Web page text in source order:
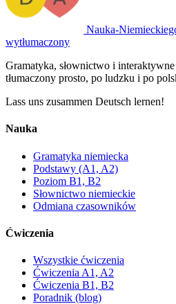
Nauka-
wytłumaczony
Gramatyka, słownictwo i
tłumaczony prosto, po ludzku i po
Lass uns zusammen Deutsch lernen!
Nauka
Gramatyka niemiecka
Podstawy (A1, A2)
Poziom B1, B2
Słownictwo niemieckie
Odmiana czasowników
Ćwiczenia
Wszystkie ćwiczenia
Ćwiczenia A1, A2
Ćwiczenia B1, B2
Poradnik (blog)